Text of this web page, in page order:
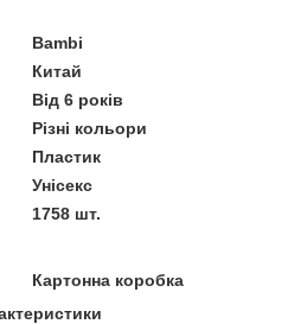
Bambi
Китай
Від 6 років
Різні кольори
Пластик
Унісекс
1758 шт.
Картонна коробка